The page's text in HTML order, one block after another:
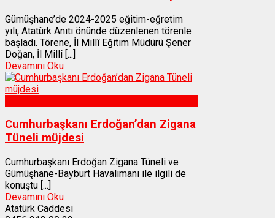
Gümüşhane’de 2024-2025 eğitim-eğretim
yılı, Atatürk Anıtı önünde düzenlenen törenle
başladı. Törene, İl Millî Eğitim Müdürü Şener
Doğan, İl Millî [...]
Devamını Oku
Cumhurbaşkanı Erdoğan’dan Zigana
Tüneli müjdesi
Cumhurbaşkanı Erdoğan Zigana Tüneli ve
Gümüşhane-Bayburt Havalimanı ile ilgili de
konuştu [...]
Devamını Oku
Atatürk Caddesi